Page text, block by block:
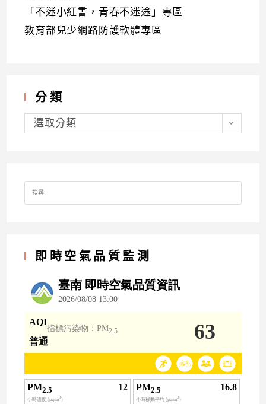
「不迷小紅書，青春不迷途」專區
教育部兒少網路防護軟體專區
分類
分
類選取分類
Search
for:
即時空氣品質監測